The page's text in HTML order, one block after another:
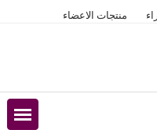
منتجات الاعضاء